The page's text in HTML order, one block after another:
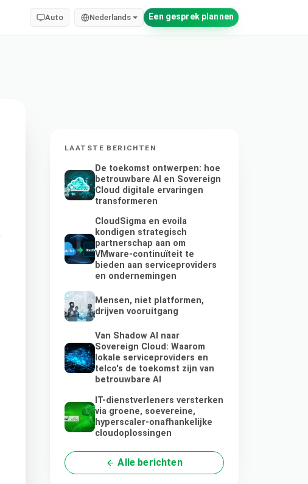
Auto Nederlands Een gesprek plannen
LAATSTE BERICHTEN
De toekomst ontwerpen: hoe
betrouwbare AI en Sovereign
Cloud digitale ervaringen
transformeren
CloudSigma en evoila
kondigen strategisch
partnerschap aan om
VMware-continuïteit te
bieden aan serviceproviders
en ondernemingen
Mensen, niet platformen,
drijven vooruitgang
Van Shadow AI naar
Sovereign Cloud: Waarom
lokale serviceproviders en
telco's de toekomst zijn van
betrouwbare AI
IT-dienstverleners versterken
via groene, soevereine,
hyperscaler-onafhankelijke
cloudoplossingen
Alle berichten